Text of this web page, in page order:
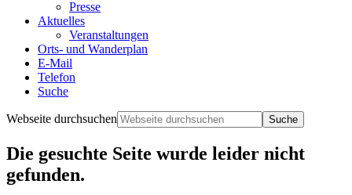
Presse
Aktuelles
Veranstaltungen
Orts- und Wanderplan
E-Mail
Telefon
Suche
Webseite durchsuchen
Die gesuchte Seite wurde leider nicht
gefunden.